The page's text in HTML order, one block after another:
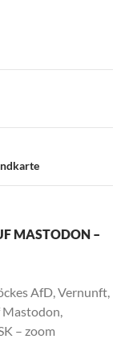
MASTODON –
AfD, Vernunft,
Mastodon,
– zoom